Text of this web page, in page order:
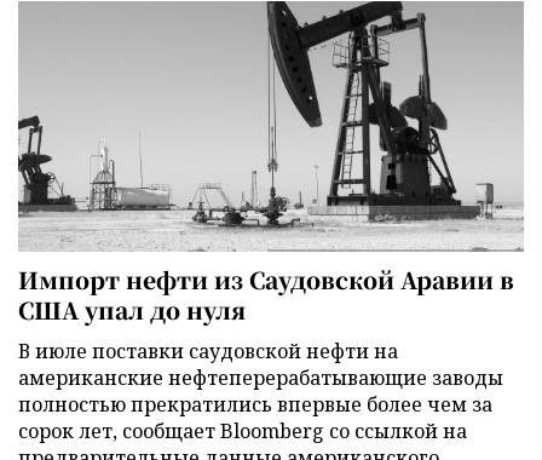
Импорт нефти из Саудовской Аравии в
США упал до нуля
В июле поставки саудовской нефти на
американские нефтеперерабатывающие заводы
полностью прекратились впервые более чем за
сорок лет, сообщает Bloomberg со ссылкой на